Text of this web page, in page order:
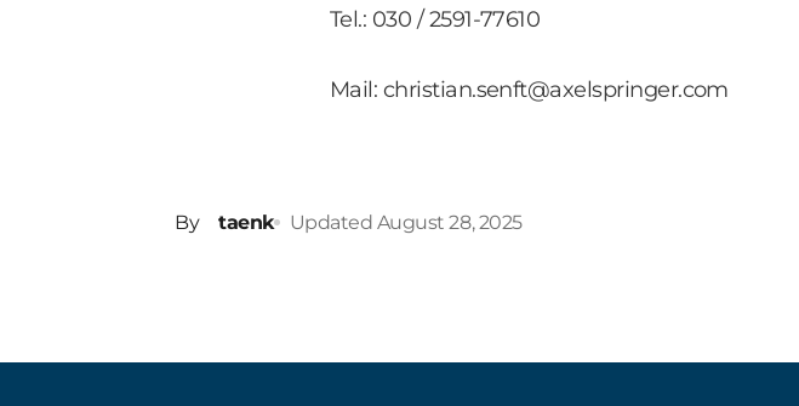
Tel.: 030 / 2591-77610
Mail: christian.senft@axelspringer.com
By taenk Updated August 28, 2025